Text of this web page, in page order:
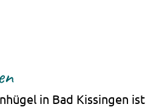
in Bad Kissingen ist